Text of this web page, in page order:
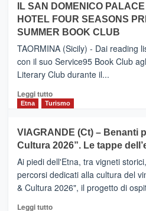
da
Neos
PIEDIMONTE
ETNEO
–
Meta
turistica
privilegiata
secondo
dati
di
Anche
la
Alcantara
nei
primi
IL SAN DOMENICO
HOTEL FOUR SEASONS
SUMMER BOOK CLUB
TAORMINA (Sicily) - Dai reading
con il suo Service95 Book Club
Literary Club durante il...
Leggi tuttoLeggi
di
IL
SAN
DOMENICO
PALACE
TAORMINA,
UN
HOTEL
Etna Turismo
VIAGRANDE (Ct) – Benanti
Cultura 2026”. Le tappe
Ai piedi dell'Etna, tra vigneti
percorsi dedicati alla cultura del
& Cultura 2026", il progetto di
Leggi tuttoLeggi